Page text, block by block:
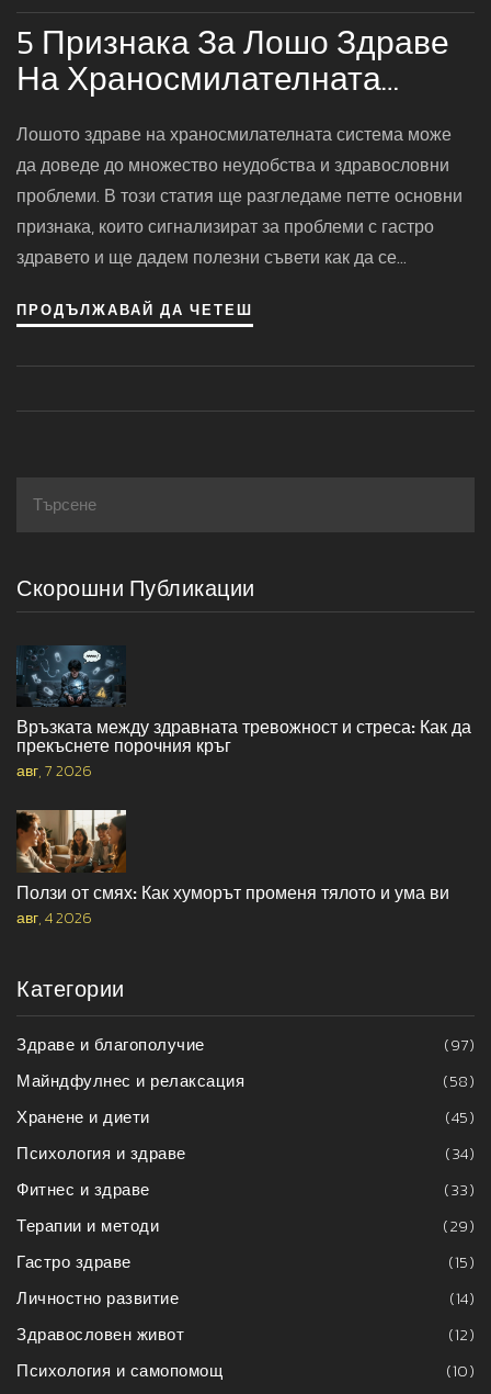
5 Признака За Лошо Здраве
На Храносмилателната
Система
Лошото здраве на храносмилателната система може
да доведе до множество неудобства и здравословни
проблеми. В този статия ще разгледаме петте основни
признака, които сигнализират за проблеми с гастро
здравето и ще дадем полезни съвети как да се
ПРОДЪЛЖАВАЙ ДА ЧЕТЕШ
Скорошни Публикации
Връзката между здравната тревожност и стреса: Как да
прекъснете порочния кръг
авг, 7 2026
Ползи от смях: Как хуморът променя тялото и ума ви
авг, 4 2026
Категории
Здраве и благополучие
(97)
Майндфулнес и релаксация
(58)
Хранене и диети
(45)
Психология и здраве
(34)
Фитнес и здраве
(33)
Терапии и методи
(29)
Гастро здраве
(15)
Личностно развитие
(14)
Здравословен живот
(12)
Психология и самопомощ
(10)